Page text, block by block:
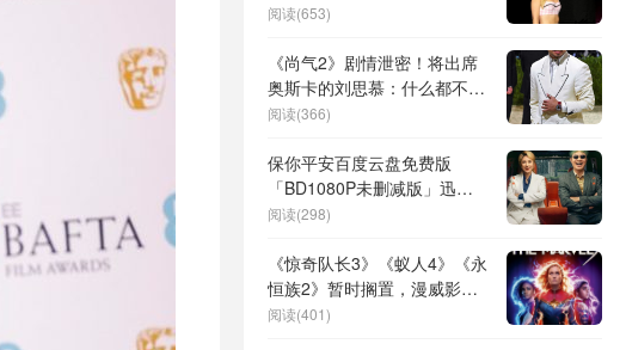
迅雷下载
阅读(653)
《尚气2》剧情泄密！将出席
奥斯卡的刘思慕：什么都不知
道
阅读(366)
保你平安百度云盘免费版
「BD1080P未删减版」迅雷
下载链接
阅读(298)
《惊奇队长3》《蚁人4》《永
恒族2》暂时搁置，漫威影业
转向更稳妥的热门作品
阅读(401)